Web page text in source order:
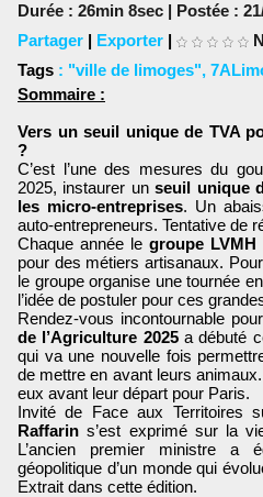
Durée : 26min 8sec | Postée :
Partager | Exporter |
Tags : "ville de limoges",
Sommaire :
Vers un seuil unique de TVA
?
C’est l’une des mesures du
2025, instaurer unseuil unique
les micro-entreprises. Un
auto-entrepreneurs. Tentative de
Chaque année legroupe LVMH
pour des métiers artisanaux.
le groupe organise une tournée
l’idée de postuler pour ces
Rendez-vous incontournable
de l’Agriculture 2025a débuté
qui va une nouvelle fois
de mettre en avant leurs
eux avant leur départ pour Paris.
Invité de Face aux Territoires
Raffarin s’est exprimé sur la
L’ancien premier ministre a
géopolitique d’un monde qui
Extrait dans cette édition.